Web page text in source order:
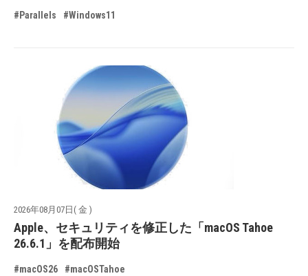
#Parallels #Windows11
2026年08月07日( 金 )
Apple、セキュリティを修正した「macOS Tahoe
26.6.1」を配布開始
#macOS26 #macOSTahoe